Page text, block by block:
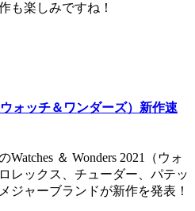
も楽しみですね！
ォッチ＆ワンダーズ）新作速
＆ Wonders 2021（ウォ
レックス、チューダー、パテッ
ジャーブランドが新作を発表！